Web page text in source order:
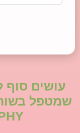
עושים סוף